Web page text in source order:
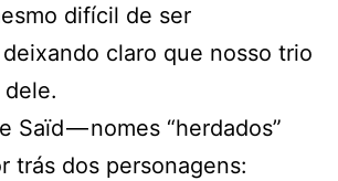
difícil de ser
claro que nosso trio
Saïd — nomes “herdados”
trás dos personagens: